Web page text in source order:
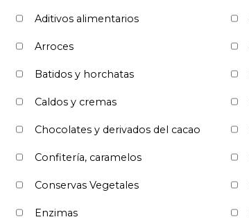
Aditivos alimentarios
Arroces
Batidos y horchatas
Caldos y cremas
Chocolates y derivados del cacao
Confitería, caramelos
Conservas Vegetales
Enzimas